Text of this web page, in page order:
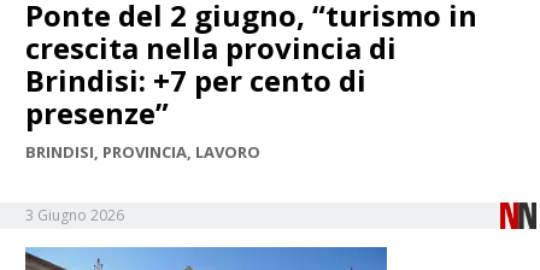
Ponte del 2 giugno, “turismo in
crescita nella provincia di
Brindisi: +7 per cento di
presenze”
BRINDISI, PROVINCIA, LAVORO
3 Giugno 2026